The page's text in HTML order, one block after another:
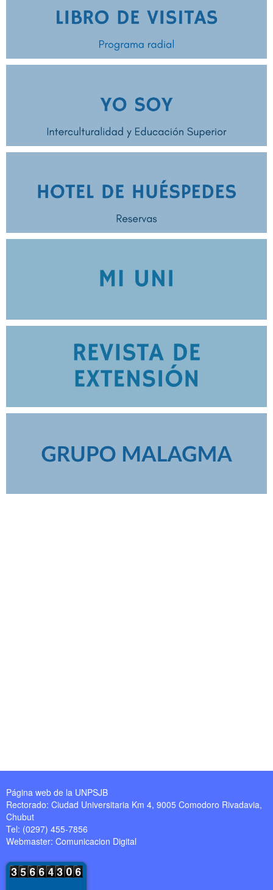
Página web de la UNPSJB
Rectorado: Ciudad Universitaria Km 4, 9005 Comodoro Rivadavia,
Chubut
Tel: (0297) 455-7856
Webmaster: Comunicacion Digital